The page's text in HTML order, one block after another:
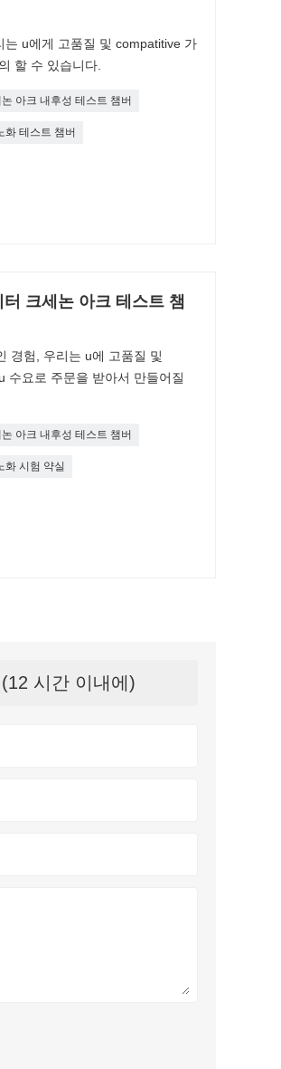
u에게 고품질 및 compatitive 가
할 수 있습니다.
아크 내후성 테스트 챔버
화 테스트 챔버
크세논 아크 테스트 챔
경험, 우리는 u에 고품질 및
수요로 주문을 받아서 만들어질
아크 내후성 테스트 챔버
화 시험 약실
시간 이내에)